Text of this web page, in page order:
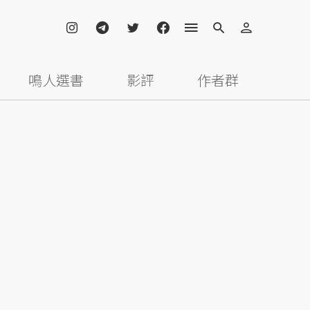
鳴人選書 影評 作者群